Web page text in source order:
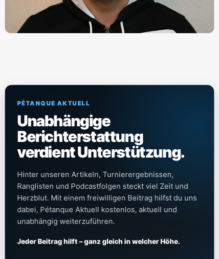
PÉTANQUE AKTUELL
Unabhängige
Berichterstattung
verdient Unterstützung.
Hinter unseren Artikeln, Turnierergebnissen,
Ranglisten und Podcastfolgen steckt viel Zeit und
Herzblut. Mit einem freiwilligen Beitrag hilfst du uns
dabei, Pétanque Aktuell kostenlos, aktuell und
unabhängig weiterzuführen.
Jeder Beitrag hilft – ganz gleich in welcher Höhe.